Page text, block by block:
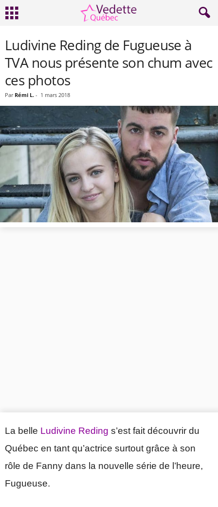
Ludivine Reding de Fugueuse à
TVA nous présente son chum avec
ces photos
Par Rémi L. - 1 mars 2018
La belle Ludivine Reding s’est fait découvrir du
Québec en tant qu’actrice surtout grâce à son
rôle de Fanny dans la nouvelle série de l’heure,
Fugueuse.